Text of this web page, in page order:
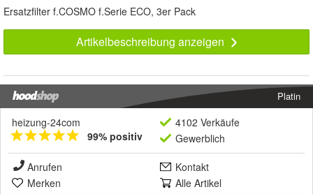
Ersatzfilter f.COSMO f.Serie ECO, 3er Pack
Artikelbeschreibung anzeigen
Platin
heizung-24com
99% positiv
4102 Verkäufe
Gewerblich
Anrufen
Kontakt
Merken
Alle Artikel